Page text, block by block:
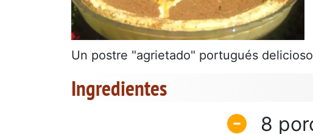
Un postre "agrietado" portugués delicioso
Ingredientes
8